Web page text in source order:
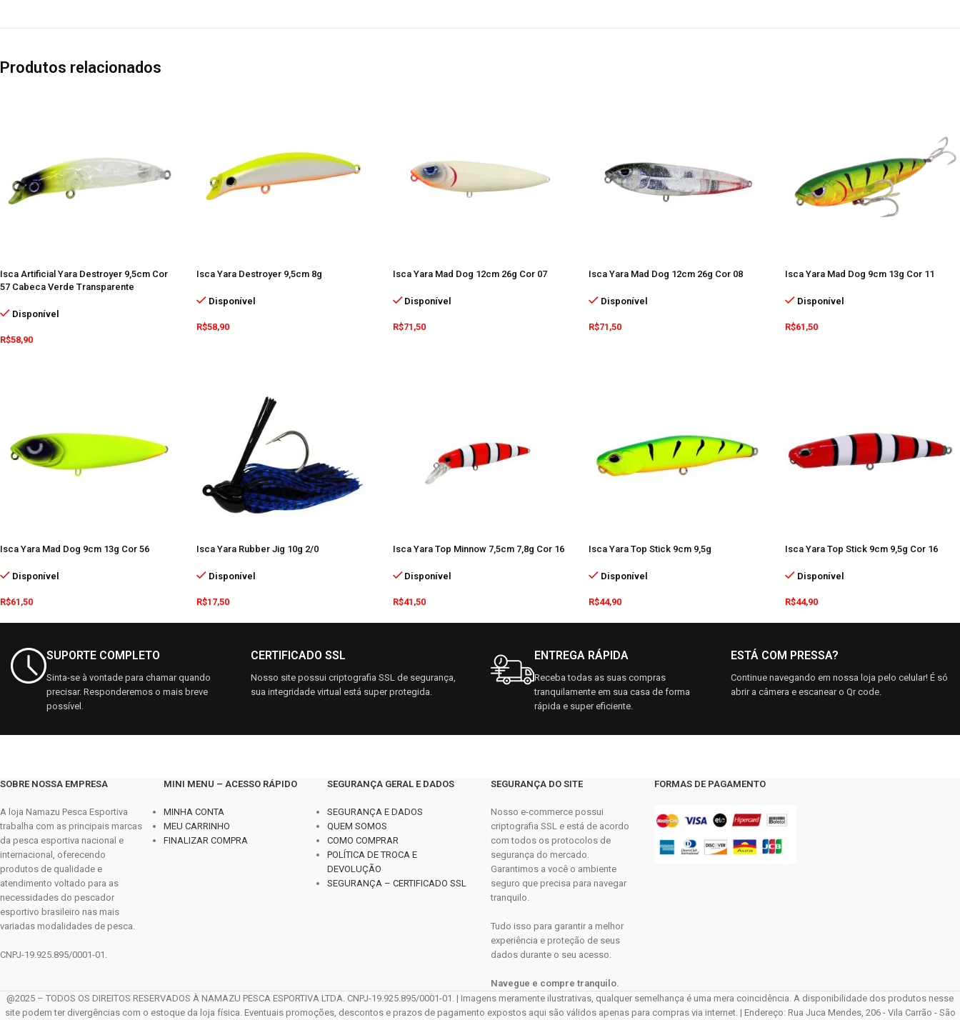
Produtos relacionados
Isca Artificial Yara Destroyer 9,5cm Cor
57 Cabeca Verde Transparente
Disponível
R$58,90
Isca Yara Destroyer 9,5cm 8g
Disponível
R$58,90
Isca Yara Mad Dog 12cm 26g Cor 07
Disponível
R$71,50
Isca Yara Mad Dog 12cm 26g Cor 08
Disponível
R$71,50
Isca Yara Mad Dog 9cm 13g Cor 11
Disponível
R$61,50
Isca Yara Mad Dog 9cm 13g Cor 56
Disponível
R$61,50
Isca Yara Rubber Jig 10g 2/0
Disponível
R$17,50
Isca Yara Top Minnow 7,5cm 7,8g Cor 16
Disponível
R$41,50
Isca Yara Top Stick 9cm 9,5g
Disponível
R$44,90
Isca Yara Top Stick 9cm 9,5g Cor 16
Disponível
R$44,90
SUPORTE COMPLETO
Sinta-se à vontade para chamar quando
precisar. Responderemos o mais breve
possível.
CERTIFICADO SSL
Nosso site possui criptografia SSL de segurança,
sua integridade virtual está super protegida.
ENTREGA RÁPIDA
Receba todas as suas compras
tranquilamente em sua casa de forma
rápida e super eficiente.
ESTÁ COM PRESSA?
Continue navegando em nossa loja pelo celular! É só
abrir a câmera e escanear o Qr code.
SOBRE NOSSA EMPRESA
A loja Namazu Pesca Esportiva
trabalha com as principais marcas
da pesca esportiva nacional e
internacional, oferecendo
produtos de qualidade e
atendimento voltado para as
necessidades do pescador
esportivo brasileiro nas mais
variadas modalidades de pesca.
CNPJ-19.925.895/0001-01.
MINI MENU – ACESSO RÁPIDO
MINHA CONTA
MEU CARRINHO
FINALIZAR COMPRA
SEGURANÇA GERAL E DADOS
SEGURANÇA E DADOS
QUEM SOMOS
COMO COMPRAR
POLÍTICA DE TROCA E
DEVOLUÇÃO
SEGURANÇA – CERTIFICADO SSL
SEGURANÇA DO SITE
Nosso e-commerce possui
criptografia SSL e está de acordo
com todos os protocolos de
segurança do mercado.
Garantimos a você o ambiente
seguro que precisa para navegar
tranquilo.
Tudo isso para garantir a melhor
experiência e proteção de seus
dados durante o seu acesso.
Navegue e compre tranquilo.
FORMAS DE PAGAMENTO
@2025 – TODOS OS DIREITOS RESERVADOS À NAMAZU PESCA ESPORTIVA LTDA. CNPJ-19.925.895/0001-01. | Imagens meramente ilustrativas, qualquer semelhança é uma mera coincidência. A disponibilidade dos produtos nesse
site podem ter divergências com o estoque da loja física. Eventuais promoções, descontos e prazos de pagamento expostos aqui são válidos apenas para compras via internet. | Endereço: Rua Juca Mendes, 206 - Vila Carrão - São